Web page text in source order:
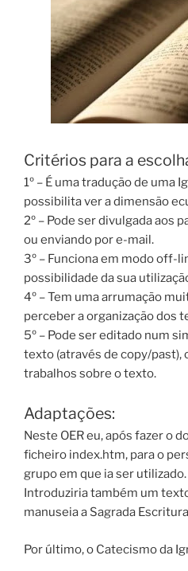
Critérios para a
1º – É uma tradução de uma
possibilita ver a dimensão
2º – Pode ser divulgada aos
ou enviando por e-mail.
3º – Funciona em modo off-
possibilidade da sua
4º – Tem uma arrumação
perceber a organização dos
5º – Pode ser editado num
texto (através de copy/
trabalhos sobre o texto.
Adaptações:
Neste OER eu, após fazer o
ficheiro index.htm, para o
grupo em que ia ser utilizado.
Introduziria também um
manuseia a Sagrada
Por último, o Catecismo da